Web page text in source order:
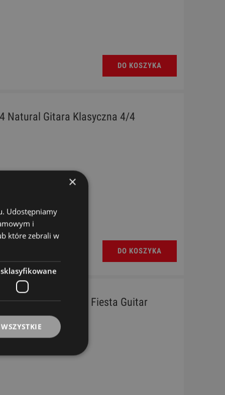
DO KOSZYKA
Natural Gitara Klasyczna 4/4
DO KOSZYKA
4 - Kremona F65C Fiesta Guitar
×
Udostępniamy
i
które zebrali w